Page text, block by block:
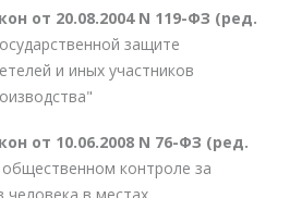
от 20.08.2004 N 119-ФЗ (ред.
защите
и иных участников
от 10.06.2008 N 76-ФЗ (ред.
контроле за